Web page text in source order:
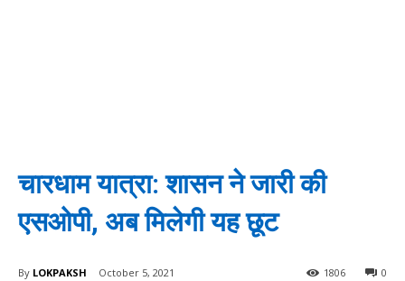
चारधाम यात्रा: शासन ने जारी की
एसओपी, अब मिलेगी यह छूट
By LOKPAKSH October 5, 2021 0
1806